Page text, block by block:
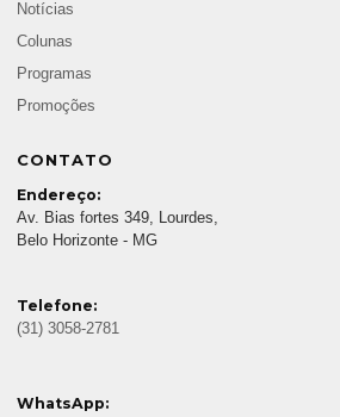
Notícias
Colunas
Programas
Promoções
CONTATO
Endereço:
Av. Bias fortes 349, Lourdes,
Belo Horizonte - MG
Telefone:
(31) 3058-2781
WhatsApp: